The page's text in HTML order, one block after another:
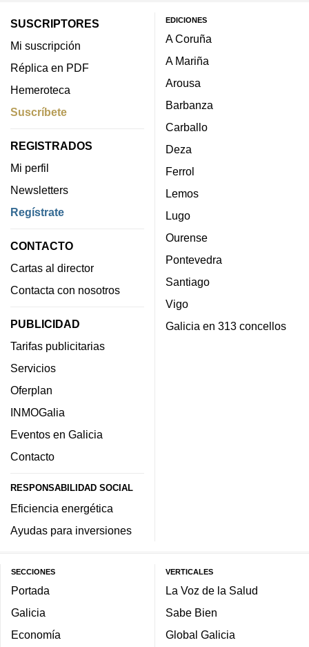
SUSCRIPTORES
Mi suscripción
Réplica en PDF
Hemeroteca
Suscríbete
REGISTRADOS
Mi perfil
Newsletters
Regístrate
CONTACTO
Cartas al director
Contacta con nosotros
PUBLICIDAD
Tarifas publicitarias
Servicios
Oferplan
INMOGalia
Eventos en Galicia
Contacto
RESPONSABILIDAD SOCIAL
Eficiencia energética
Ayudas para inversiones
EDICIONES
A Coruña
A Mariña
Arousa
Barbanza
Carballo
Deza
Ferrol
Lemos
Lugo
Ourense
Pontevedra
Santiago
Vigo
Galicia en 313 concellos
SECCIONES
Portada
Galicia
Economía
VERTICALES
La Voz de la Salud
Sabe Bien
Global Galicia